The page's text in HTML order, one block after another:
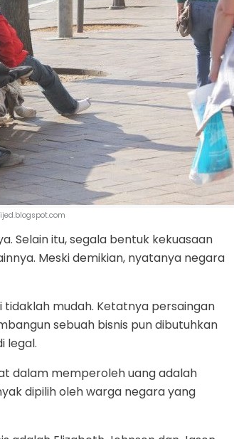
Selain itu, segala bentuk kekuasaan
Meski demikian, nyatanya negara
mudah. Ketatnya persaingan
sebuah bisnis pun dibutuhkan
legal.
dalam memperoleh uang adalah
dipilih oleh warga negara yang